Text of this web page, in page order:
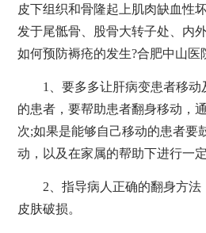
皮下组织和骨隆起上肌肉缺血性
发于尾骶骨、股骨大转子处、内
如何预防褥疮的发生?合肥中山医
1、要多多让肝病变患者移
的患者，要帮助患者翻身移动，
次;如果是能够自己移动的患者要
动，以及在家属的帮助下进行一
2、指导病人正确的翻身方
皮肤破损。